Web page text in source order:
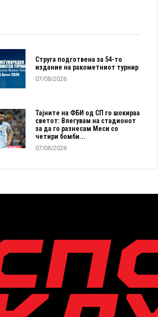
Струга подготвена за 54-то
издание на ракометниот турнир
07/08/2026
Тајните на ФБИ од СП го шокираа
светот: Влегувам на стадионот
за да го разнесам Меси со
четири бомби...
07/08/2026